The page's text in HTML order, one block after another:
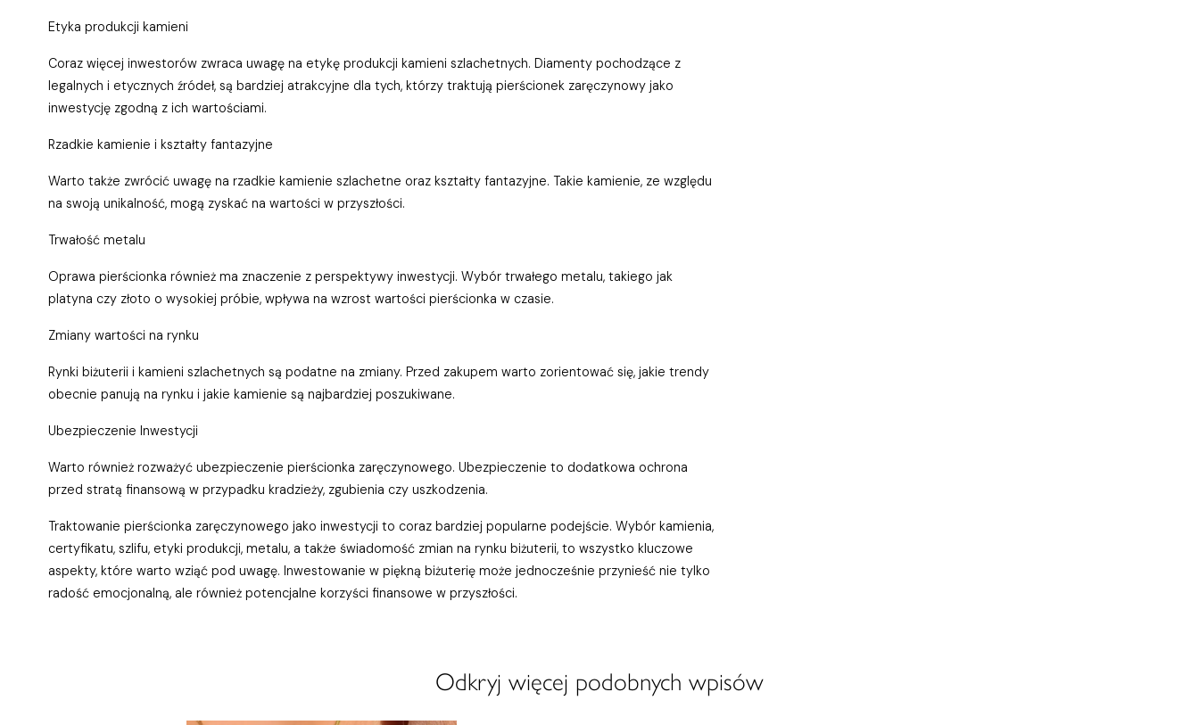
Etyka produkcji kamieni
Coraz więcej inwestorów zwraca uwagę na etykę produkcji kamieni szlachetnych. Diamenty pochodzące z
legalnych i etycznych źródeł, są bardziej atrakcyjne dla tych, którzy traktują pierścionek zaręczynowy jako
inwestycję zgodną z ich wartościami.
Rzadkie kamienie i kształty fantazyjne
Warto także zwrócić uwagę na rzadkie kamienie szlachetne oraz kształty fantazyjne. Takie kamienie, ze względu
na swoją unikalność, mogą zyskać na wartości w przyszłości.
Trwałość metalu
Oprawa pierścionka również ma znaczenie z perspektywy inwestycji. Wybór trwałego metalu, takiego jak
platyna czy złoto o wysokiej próbie, wpływa na wzrost wartości pierścionka w czasie.
Zmiany wartości na rynku
Rynki biżuterii i kamieni szlachetnych są podatne na zmiany. Przed zakupem warto zorientować się, jakie trendy
obecnie panują na rynku i jakie kamienie są najbardziej poszukiwane.
Ubezpieczenie Inwestycji
Warto również rozważyć ubezpieczenie pierścionka zaręczynowego. Ubezpieczenie to dodatkowa ochrona
przed stratą finansową w przypadku kradzieży, zgubienia czy uszkodzenia.
Traktowanie pierścionka zaręczynowego jako inwestycji to coraz bardziej popularne podejście. Wybór kamienia,
certyfikatu, szlifu, etyki produkcji, metalu, a także świadomość zmian na rynku biżuterii, to wszystko kluczowe
aspekty, które warto wziąć pod uwagę. Inwestowanie w piękną biżuterię może jednocześnie przynieść nie tylko
radość emocjonalną, ale również potencjalne korzyści finansowe w przyszłości.
Odkryj więcej podobnych wpisów